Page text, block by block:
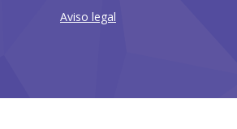
Aviso legal